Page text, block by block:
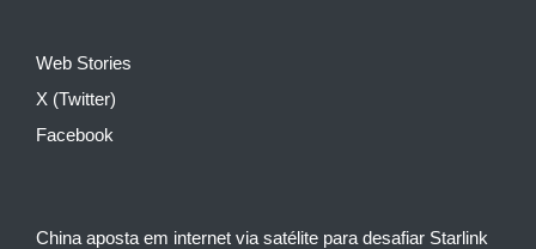
Web Stories
X (Twitter)
Facebook
China aposta em internet via satélite para desafiar Starlink